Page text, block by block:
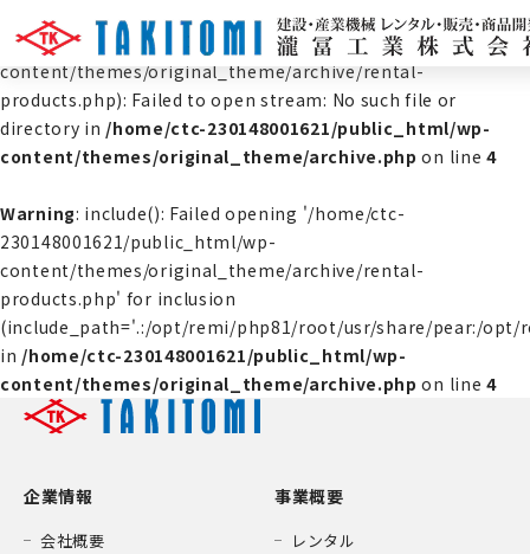
Warning: include(/home/ctc-230148001621/public_html/wp-
content/themes/original_theme/archive/rental-
products.php): Failed to open stream: No such file or
directory in /home/ctc-230148001621/public_html/wp-
content/themes/original_theme/archive.php on line4
Warning: include(): Failed opening '/home/ctc-
230148001621/public_html/wp-
content/themes/original_theme/archive/rental-
products.php' for inclusion
(include_path='.:/opt/remi/php81/root/usr/share/pear:/
in /home/ctc-230148001621/public_html/wp-
content/themes/original_theme/archive.php on line4
企業情報
会社概要
事業概要
レンタル